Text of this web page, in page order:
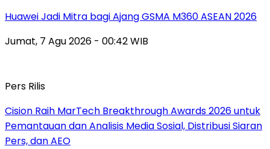
Huawei Jadi Mitra bagi Ajang GSMA M360 ASEAN 2026
Jumat, 7 Agu 2026 - 00:42 WIB
Pers Rilis
Cision Raih MarTech Breakthrough Awards 2026 untuk
Pemantauan dan Analisis Media Sosial, Distribusi Siaran
Pers, dan AEO